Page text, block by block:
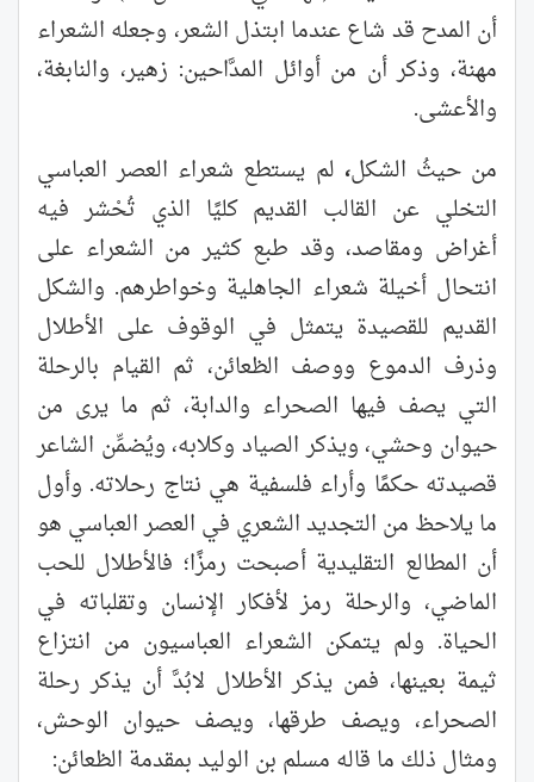
أن المدح قد شاع عندما ابتذل الشعر، وجعله الشعراء
مهنة، وذكر أن من أوائل المدَّاحين: زهير، والنابغة،
والأعشى.
من حيثُ الشكل، لم يستطع شعراء العصر العباسي
التخلي عن القالب القديم كليًا الذي تُحْشر فيه
أغراض ومقاصد، وقد طبع كثير من الشعراء على
انتحال أخيلة شعراء الجاهلية وخواطرهم. والشكل
القديم للقصيدة يتمثل في الوقوف على الأطلال
وذرف الدموع ووصف الظعائن، ثم القيام بالرحلة
التي يصف فيها الصحراء والدابة، ثم ما يرى من
حيوان وحشي، ويذكر الصياد وكلابه، ويُضمِّن الشاعر
قصيدته حكمًا وأراء فلسفية هي نتاج رحلاته. وأول
ما يلاحظ من التجديد الشعري في العصر العباسي هو
أن المطالع التقليدية أصبحت رمزًا؛ فالأطلال للحب
الماضي، والرحلة رمز لأفكار الإنسان وتقلباته في
الحياة. ولم يتمكن الشعراء العباسيون من انتزاع
ثيمة بعينها، فمن يذكر الأطلال لابُدَّ أن يذكر رحلة
الصحراء، ويصف طرقها، ويصف حيوان الوحش،
ومثال ذلك ما قاله مسلم بن الوليد بمقدمة الظعائن: